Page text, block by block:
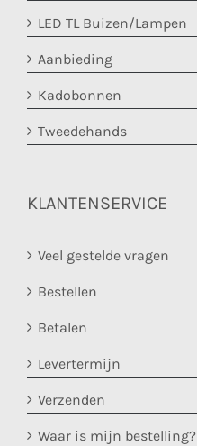
LED TL Buizen/Lampen
Aanbieding
Kadobonnen
Tweedehands
KLANTENSERVICE
Veel gestelde vragen
Bestellen
Betalen
Levertermijn
Verzenden
Waar is mijn bestelling?